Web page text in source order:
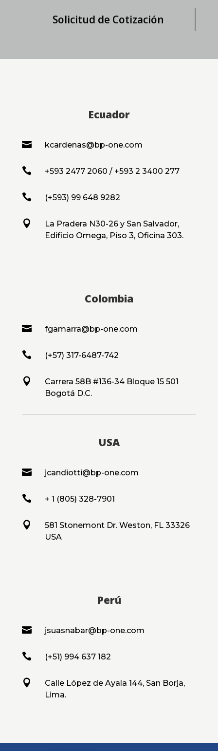
Solicitud de Cotización
Ecuador
 kcardenas@bp-one.com
 +593 2477 2060 / +593 2 3400 277
 (+593) 99 648 9282

La Pradera N30-26 y San Salvador,
Edificio Omega, Piso 3, Oficina 303.
Colombia
 fgamarra@bp-one.com
 (+57) 317-6487-742

Carrera 58B #136-34 Bloque 15 501
Bogotá D.C.
USA
 jcandiotti@bp-one.com
 + 1 (805) 328-7901

581 Stonemont Dr. Weston, FL 33326
USA
Perú
 jsuasnabar@bp-one.com
 (+51) 994 637 182

Calle López de Ayala 144, San Borja,
Lima.